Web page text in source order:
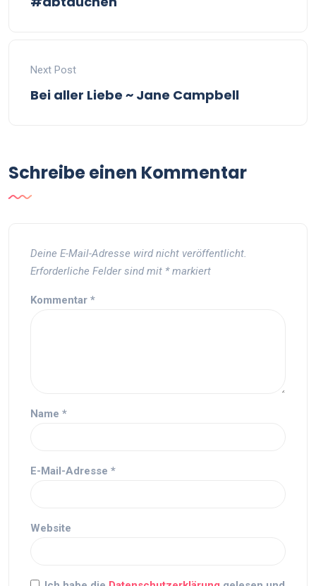
Next Post
Bei aller Liebe ~ Jane Campbell
Schreibe einen Kommentar
Deine E-Mail-Adresse wird nicht veröffentlicht.
Erforderliche Felder sind mit *markiert
Kommentar *
Name *
E-Mail-Adresse *
Website